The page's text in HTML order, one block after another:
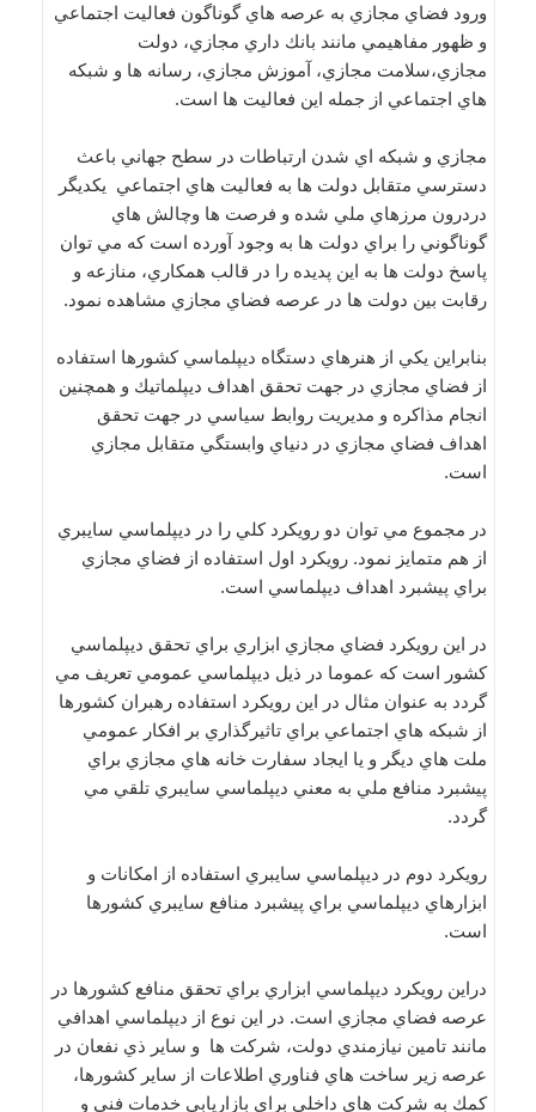
ورود فضاي مجازي به عرصه هاي گوناگون فعاليت اجتماعي
و ظهور مفاهيمي مانند بانك داري مجازي، دولت
مجازي،سلامت مجازي، آموزش مجازي، رسانه ها و شبكه
هاي اجتماعي از جمله اين فعاليت ها است.
مجازي و شبكه اي شدن ارتباطات در سطح جهاني باعث
دسترسي متقابل دولت ها به فعاليت هاي اجتماعي يكديگر
دردرون مرزهاي ملي شده و فرصت ها وچالش هاي
گوناگوني را براي دولت ها به وجود آورده است كه مي توان
پاسخ دولت ها به اين پديده را در قالب همكاري، منازعه و
رقابت بين دولت ها در عرصه فضاي مجازي مشاهده نمود.
بنابراين يكي از هنرهاي دستگاه ديپلماسي كشورها استفاده
از فضاي مجازي در جهت تحقق اهداف ديپلماتيك و همچنين
انجام مذاكره و مديريت روابط سياسي در جهت تحقق
اهداف فضاي مجازي در دنياي وابستگي متقابل مجازي
است.
در مجموع مي توان دو رويكرد كلي را در ديپلماسي سايبري
از هم متمايز نمود. رويكرد اول استفاده از فضاي مجازي
براي پيشبرد اهداف ديپلماسي است.
در اين رويكرد فضاي مجازي ابزاري براي تحقق ديپلماسي
كشور است كه عموما در ذيل ديپلماسي عمومي تعريف مي
گردد به عنوان مثال در اين رويكرد استفاده رهبران كشورها
از شبكه هاي اجتماعي براي تاثيرگذاري بر افكار عمومي
ملت هاي ديگر و يا ايجاد سفارت خانه هاي مجازي براي
پيشبرد منافع ملي به معني ديپلماسي سايبري تلقي مي
گردد.
رويكرد دوم در ديپلماسي سايبري استفاده از امكانات و
ابزارهاي ديپلماسي براي پيشبرد منافع سايبري كشورها
است.
دراين رويكرد ديپلماسي ابزاري براي تحقق منافع كشورها در
عرصه فضاي مجازي است. در اين نوع از ديپلماسي اهدافي
مانند تامين نيازمندي دولت، شركت ها و ساير ذي نفعان در
عرصه زير ساخت هاي فناوري اطلاعات از ساير كشورها،
كمك به شركت هاي داخلي براي بازاريابي خدمات فني و